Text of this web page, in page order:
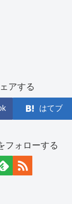
アする
はてブ
フォローする